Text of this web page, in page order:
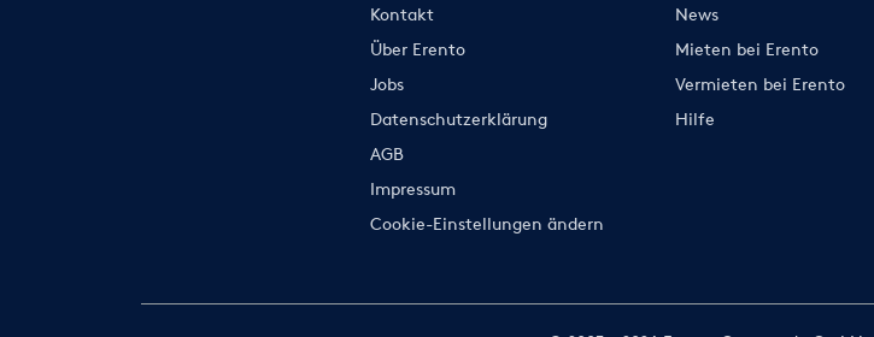
Kontakt
Über Erento
Jobs
Datenschutzerklärung
AGB
Impressum
Cookie-Einstellungen ändern
News
Mieten bei Erento
Vermieten bei Erento
Hilfe